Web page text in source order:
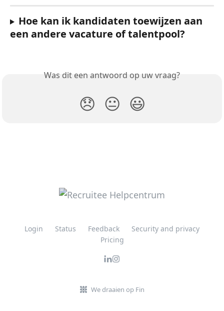
Hoe kan ik kandidaten toewijzen aan
een andere vacature of talentpool?
Was dit een antwoord op uw vraag?
😞 😐 😃
Login Status Feedback
Security and privacy
Pricing
We draaien op Fin